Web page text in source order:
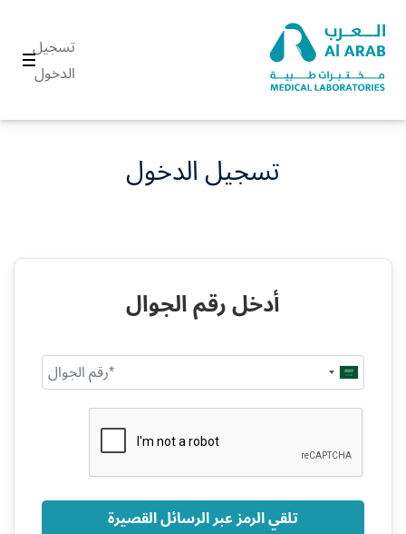
تسجيل
الدخول
تسجيل الدخول
أدخل رقم الجوال
Saudi
Arabia
تلقي الرمز عبر الرسائل القصيرة